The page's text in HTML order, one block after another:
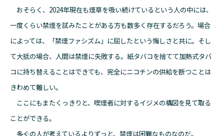
おそらく、2024年現在も煙草を吸い続けているという人の中には、
一度くらい禁煙を試みたことがある方も数多く存在するだろう。場合
によっては、「禁煙ファシズム」に屈したという悔しさと共に。そし
て大抵の場合、人間は禁煙に失敗する。紙タバコを捨てて加熱式タバ
コに持ち替えることはできても、完全にニコチンの供給を断つことは
きわめて難しい。
ここにもまたくっきりと、喫煙者に対するイジメの構図を見て取る
ことができる。
――多くの人が考えているよりずっと、禁煙は困難なものなのだ。